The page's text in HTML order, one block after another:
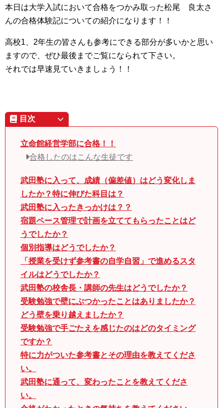
本日は大学入試において合格をつかみ取った松尾 良太さ
んの合格体験記についての紹介になります！！
高校1、2年生の皆さんも参考にできる部分が多いかと思い
ますので、ぜひ最後までご覧になられて下さい。
それでは早速見ていきましょう！！
目次
立命館経営学部に合格！！
合格したのはこんな生徒です
武田塾に入って、成績（偏差値）はどう変化しま
したか？特に伸びた科目は？
武田塾に入ったきっかけは？？
宿題ペース管理で計画を立ててもらったことはど
うでしたか？
個別指導はどうでしたか？
「授業を受けず参考書の自学自習」で進めるスタ
イルはどうでしたか？
武田塾の校舎長・講師の先生はどうでしたか？
受験勉強で壁にぶつかったことはありましたか？
どう壁を乗り越えましたか？
受験勉強で手ごたえを感じたのはどのタイミング
ですか？
特に力がついた参考書とその理由を教えてくださ
い。
武田塾に通って、変わったことを教えてくださ
い。